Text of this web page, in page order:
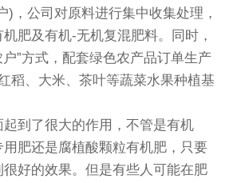
)，公司对原料进行集中收集处理，
肥及有机-无机复混肥料。同时，
”方式，配套绿色农产品订单生产
稻、大米、茶叶等蔬菜水果种植基
到了很大的作用，不管是有机
肥还是腐植酸颗粒有机肥，只要
好的效果。但是有些人可能在肥